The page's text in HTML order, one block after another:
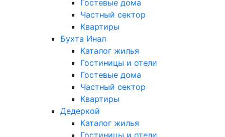
Гостевые дома
Частный сектор
Квартиры
Бухта Инал
Каталог жилья
Гостиницы и отели
Гостевые дома
Частный сектор
Квартиры
Дедеркой
Каталог жилья
Гостиницы и отели